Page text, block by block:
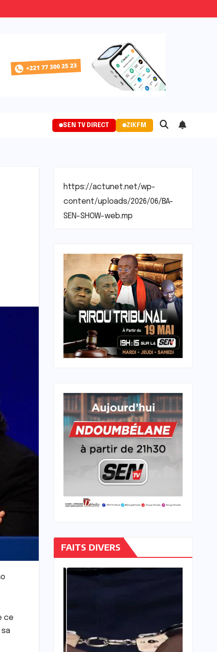
SEN TV DIRECT ZIKFM
ce
sa
https://actunet.net/wp-
content/uploads/2026/06/BA-
SEN-SHOW-web.mp
FAITS DIVERS